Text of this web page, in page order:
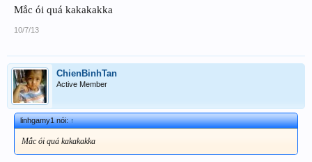
Mắc ói quá kakakakka
10/7/13
ChienBinhTan
Active Member
linhgamy1 nói:↑
Mắc ói quá kakakakka